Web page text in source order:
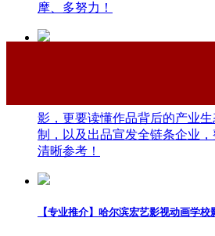
摩、多努力！
影，更要读懂作品背后的产业
制，以及出品宣发全链条企业
清晰参考！
【专业推介】哈尔滨宏艺影视动画学